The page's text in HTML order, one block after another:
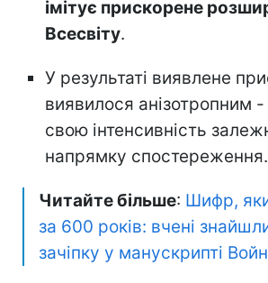
імітує прискорене
Всесвіту.
У результаті виявлене
виявилося анізотропним
свою інтенсивність
напрямку спостереження.
Читайте більше: Шифр,
за 600 років: вчені
зачіпку у манускрипті